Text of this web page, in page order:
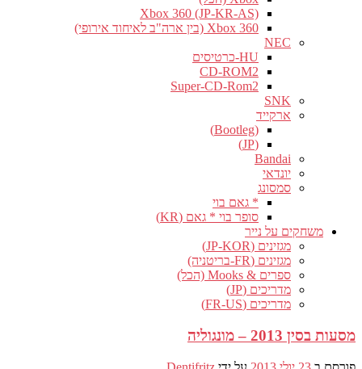
Xbox 360 (JP-KR-AS)
Xbox 360 (בין ארה"ב לאיחוד אירופי)
NEC
HU-כרטיסים
CD-ROM2
Super-CD-Rom2
SNK
ארקייד
(Bootleg)
(JP)
Bandai
יונדאי
סמסונג
* גאם בוי
סופר בוי * גאם (KR)
משחקים על נייר
מגזינים (JP-KOR)
מגזינים (FR-בריטניה)
ספרים & Mooks (הכל)
מדריכים (JP)
מדריכים (FR-US)
מסעות בסין 2013 – מונגוליה